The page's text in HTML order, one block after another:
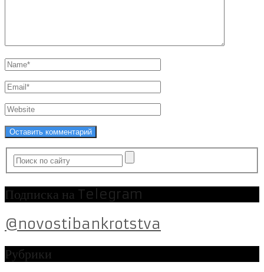
Подписка на Telegram
@novostibankrotstva
Рубрики